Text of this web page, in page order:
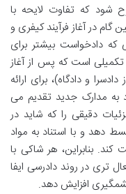
که تفاوت لایحه با
در آغاز فرآیند کیفری و
که دادخواست بیشتر برای
تکمیلی است که پس از آغاز
و دادگاه)، برای ارائه
به مدارک جدید تقدیم می
دقیقی را که شاید در
دهد و با استناد به مواد
کند. بنابراین، هر شاکی با
تری در روند دادرسی ایفا
افزایش دهد.